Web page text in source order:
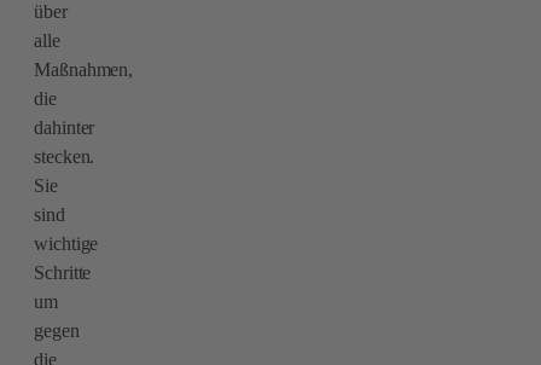
über
alle
Maßnahmen,
die
dahinter
stecken.
Sie
sind
wichtige
Schritte
um
gegen
die